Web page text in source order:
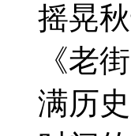
摇晃
《老
满历